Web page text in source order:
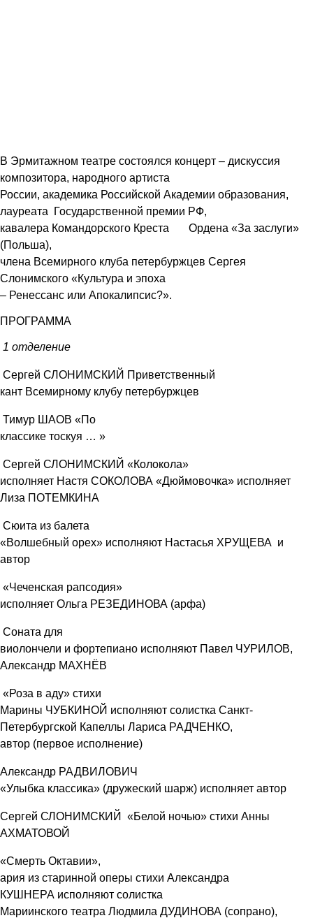
В Эрмитажном театре состоялся концерт – дискуссия
композитора, народного артиста
России, академика Российской Академии образования,
лауреата Государственной премии РФ,
кавалера Командорского Креста Ордена «За заслуги»
(Польша),
члена Всемирного клуба петербуржцев Сергея
Слонимского «Культура и эпоха
– Ренессанс или Апокалипсис?».
ПРОГРАММА
1 отделение
Сергей СЛОНИМСКИЙ Приветственный
кант Всемирному клубу петербуржцев
Тимур ШАОВ «По
классике тоскуя … »
Сергей СЛОНИМСКИЙ «Колокола»
исполняет Настя СОКОЛОВА «Дюймовочка» исполняет
Лиза ПОТЕМКИНА
Сюита из балета
«Волшебный орех» исполняют Настасья ХРУЩЕВА и
автор
«Чеченская рапсодия»
исполняет Ольга РЕЗЕДИНОВА (арфа)
Соната для
виолончели и фортепиано исполняют Павел ЧУРИЛОВ,
Александр МАХНЁВ
«Роза в аду» стихи
Марины ЧУБКИНОЙ исполняют солистка Санкт-
Петербургской Капеллы Лариса РАДЧЕНКО,
автор (первое исполнение)
Александр РАДВИЛОВИЧ
«Улыбка классика» (дружеский шарж) исполняет автор
Сергей СЛОНИМСКИЙ «Белой ночью» стихи Анны
АХМАТОВОЙ
«Смерть Октавии»,
ария из старинной оперы стихи Александра
КУШНЕРА исполняют солистка
Мариинского театра Людмила ДУДИНОВА (сопрано),